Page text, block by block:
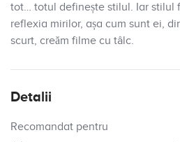
tot… totul definește stilul. Iar stilul
reflexia mirilor, așa cum sunt ei,
scurt, creăm filme cu tâlc.
Detalii
Recomandat pentru